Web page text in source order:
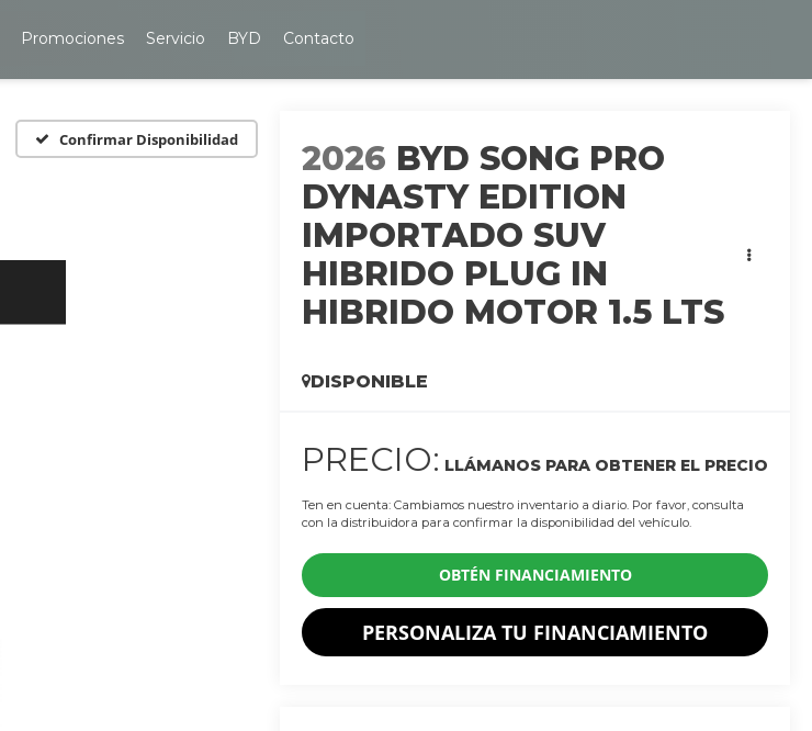
Promociones Servicio BYD Contacto
Confirmar Disponibilidad 2026 BYD SONG PRO
DYNASTY EDITION
IMPORTADO SUV
HIBRIDO PLUG IN
HIBRIDO MOTOR 1.5 LTS
DISPONIBLE
PRECIO: LLÁMANOS PARA OBTENER EL PRECIO
Ten en cuenta: Cambiamos nuestro inventario a diario. Por favor, consulta
con la distribuidora para confirmar la disponibilidad del vehículo.
OBTÉN FINANCIAMIENTO
PERSONALIZA TU FINANCIAMIENTO